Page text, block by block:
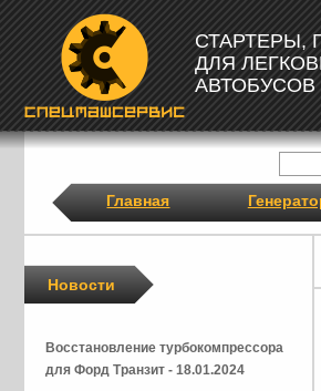
СТАРТЕРЫ,
ДЛЯ
Главная
Новости
Восстановление турбокомпрессора
для Форд Транзит - 18.01.2024